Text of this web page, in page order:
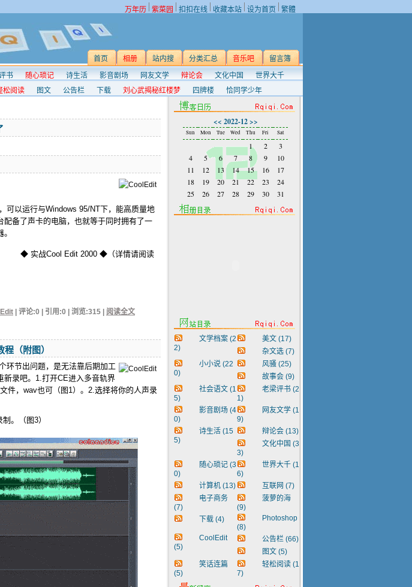
万年历 紫菜园 扣扣在线 收藏本站 设为首页 繁體
留言簿
音乐吧
分类汇总
站内搜
相册
首页
书 随心琐记 诗生活 影音剧场 网友文学 辩论会 文化中国
世界大千
松阅读 图文 公告栏 下载 刘心武揭秘红楼梦 四牌楼 恰同学少年
以运行与Windows 95/NT下，能高质量地
备了声卡的电脑，也就等于同时拥有了一
。
◆ 实战Cool Edit 2000 ◆（详情请阅读
| 评论:0 | 引用:0 | 浏览:315 阅读全文
（附图）
环节出问题，是无法靠后期加工
新录吧。1.打开CE进入多音轨界
件，wav也可（图1）。2.选择将你的人声录
。（图3）
<< 2022-12 >>
Sun Mon Tue Wed Thu Fri Sat
1 2
3
4
5 6 7 8 9
10
11
12 13 14 15 16
17
18
19 20 21 22 23
24
25
26 27 28 29 30 31
文学档案 (2
2)
美文 (17)
杂文选 (7)
小小说 (22
0)
风骚 (25)
故事会 (9)
社会语文 (1
5)
老梁评书 (2
1)
影音剧场 (4
0)
网友文学 (1
9)
诗生活 (15
5)
辩论会 (13)
文化中国 (3
3)
随心琐记 (3
0)
世界大千 (1
6)
计算机 (13) 互联网 (7)
电子商务
(7)
菠萝的海
(9)
下载 (4)
Photoshop
(8)
CoolEdit
(5)
公告栏 (66)
图文 (5)
笑话连篇
(5)
轻松阅读 (1
7)